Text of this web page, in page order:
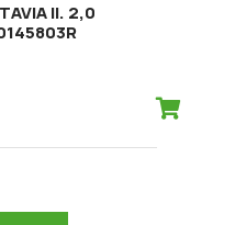
II. 2,0